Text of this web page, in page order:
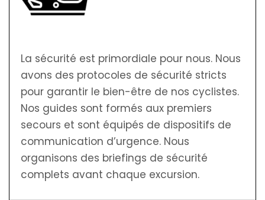
La sécurité est primordiale pour nous. Nous
avons des protocoles de sécurité stricts
pour garantir le bien-être de nos cyclistes.
Nos guides sont formés aux premiers
secours et sont équipés de dispositifs de
communication d’urgence. Nous
organisons des briefings de sécurité
complets avant chaque excursion.